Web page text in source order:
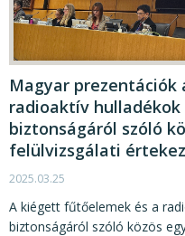
Magyar
radioaktív hulladékok
biztonságáról szóló
felülvizsgálati
2025.03.25
A kiégett fűtőelemek és a
biztonságáról szóló közös